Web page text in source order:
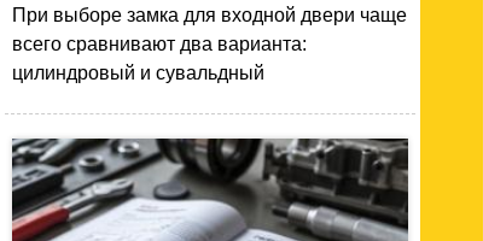
При выборе замка для входной двери чаще
всего сравнивают два варианта:
цилиндровый и сувальдный